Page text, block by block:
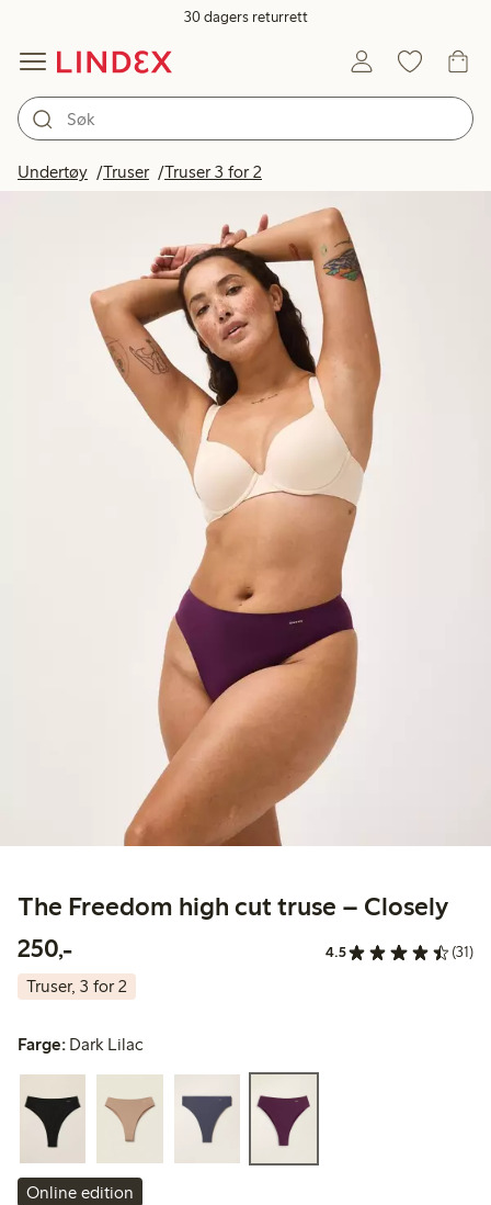
30 dagers returrett
Undertøy Truser Truser 3 for 2
The Freedom high cut truse – Closely
250,-250,00 kr 4.5 (31)
Truser, 3 for 2
Farge: Dark Lilac
Online edition